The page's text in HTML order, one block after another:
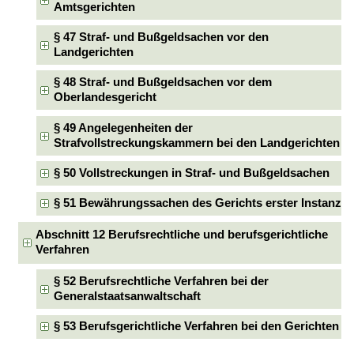
Amtsgerichten
§ 47 Straf- und Bußgeldsachen vor den
Landgerichten
§ 48 Straf- und Bußgeldsachen vor dem
Oberlandesgericht
§ 49 Angelegenheiten der
Strafvollstreckungskammern bei den Landgerichten
§ 50 Vollstreckungen in Straf- und Bußgeldsachen
§ 51 Bewährungssachen des Gerichts erster Instanz
Abschnitt 12 Berufsrechtliche und berufsgerichtliche
Verfahren
§ 52 Berufsrechtliche Verfahren bei der
Generalstaatsanwaltschaft
§ 53 Berufsgerichtliche Verfahren bei den Gerichten